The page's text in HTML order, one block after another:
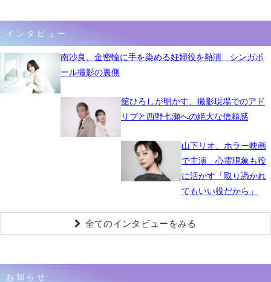
インタビュー
南沙良、金密輸に手を染める妊婦役を熱演 シンガポ
ール撮影の裏側
舘ひろしが明かす、撮影現場でのアド
リブと西野七瀬への絶大な信頼感
山下リオ、ホラー映画
で主演 心霊現象も役
に活かす「取り憑かれ
てもいい役だから」
全てのインタビューをみる
お知らせ